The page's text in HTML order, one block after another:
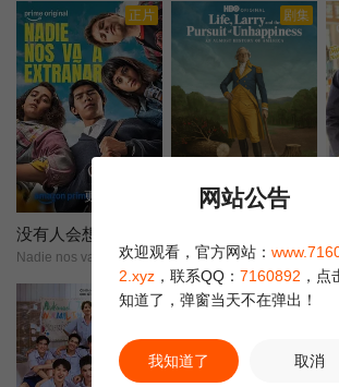
第17集 第18集
第10集 第20集
第22集
第25集
第28集 第29集
正片
更新第08集
Nadie nos va a extrañar Season 2/
剧集
全7集
生活、拉里与追求不快乐：一部几乎是美国的历史/生命、拉里与找不痛快/不朽的追寻/另：不朽追忆/拉利的不幸福人生/赖瑞的不幸福人生/
网站公告
欢迎观看，官方网站：
2.xyz ，联系QQ： 7160892 ，点
知道了，弹窗当天不在弹出！
我知道了 取消